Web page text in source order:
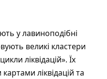
у лавиноподібні
великі кластери
ліквідацій». Їх
ліквідацій та